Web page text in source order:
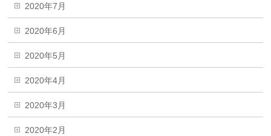
2020年7月
2020年6月
2020年5月
2020年4月
2020年3月
2020年2月